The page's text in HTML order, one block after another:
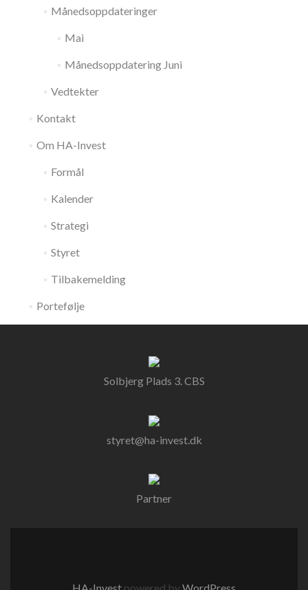
Månedsoppdateringer
Mai
Månedsoppdatering Juni
Vedtekter
Kontakt
Om HA-Invest
Formål
Kalender
Strategi
Styret
Tilbakemelding
Portefølje
Solbjerg Plads 3. CBS
styret@ha-invest.dk
Partner